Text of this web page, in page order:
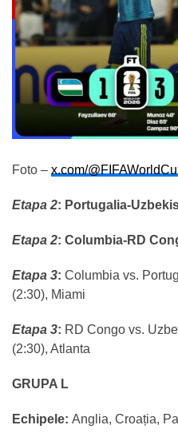
Foto – x.com/
Etapa 2: Portugalia-
Etapa 2: Columbia-RD
Etapa 3: Columbia vs.
(2:30), Miami
Etapa 3: RD Congo vs.
(2:30), Atlanta
GRUPA L
Echipele: Anglia, Croația,